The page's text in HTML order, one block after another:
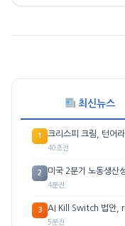
최신뉴스
1 크리스피 크림, 턴어
40초전
2 미국 2분기 노동생산
4분전
3 AI Kill Switch 법안,
5분전